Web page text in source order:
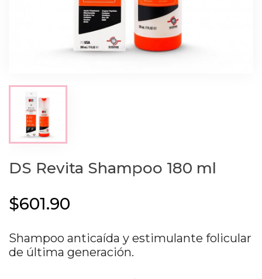
DS Revita Shampoo 180 ml
$601.90
Shampoo anticaída y estimulante folicular
de última generación.